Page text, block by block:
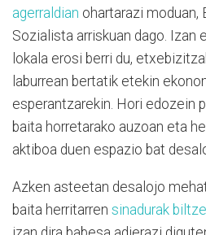
agerraldian ohartarazi moduan,
Sozialista arriskuan dago. Izan
lokala erosi berri du,
laburrean bertatik etekin
esperantzarekin. Hori edozein
baita horretarako auzoan eta
aktiboa duen espazio bat
Azken asteetan desalojo
baita herritarren sinadurak